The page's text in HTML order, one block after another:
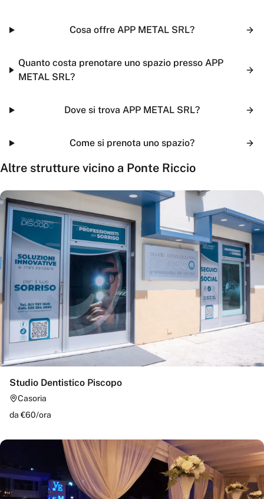
Cosa offre APP METAL SRL?
Quanto costa prenotare uno spazio presso APP
METAL SRL?
Dove si trova APP METAL SRL?
Come si prenota uno spazio?
Altre strutture vicino a Ponte Riccio
Studio Dentistico Piscopo
Casoria
da €60/ora